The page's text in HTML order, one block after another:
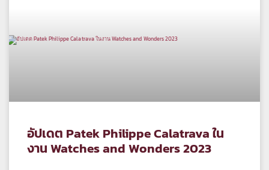
อัปเดต Patek Philippe Calatrava ใน
งาน Watches and Wonders 2023